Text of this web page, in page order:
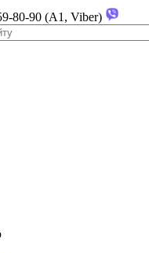
80-90 (A1, Viber)